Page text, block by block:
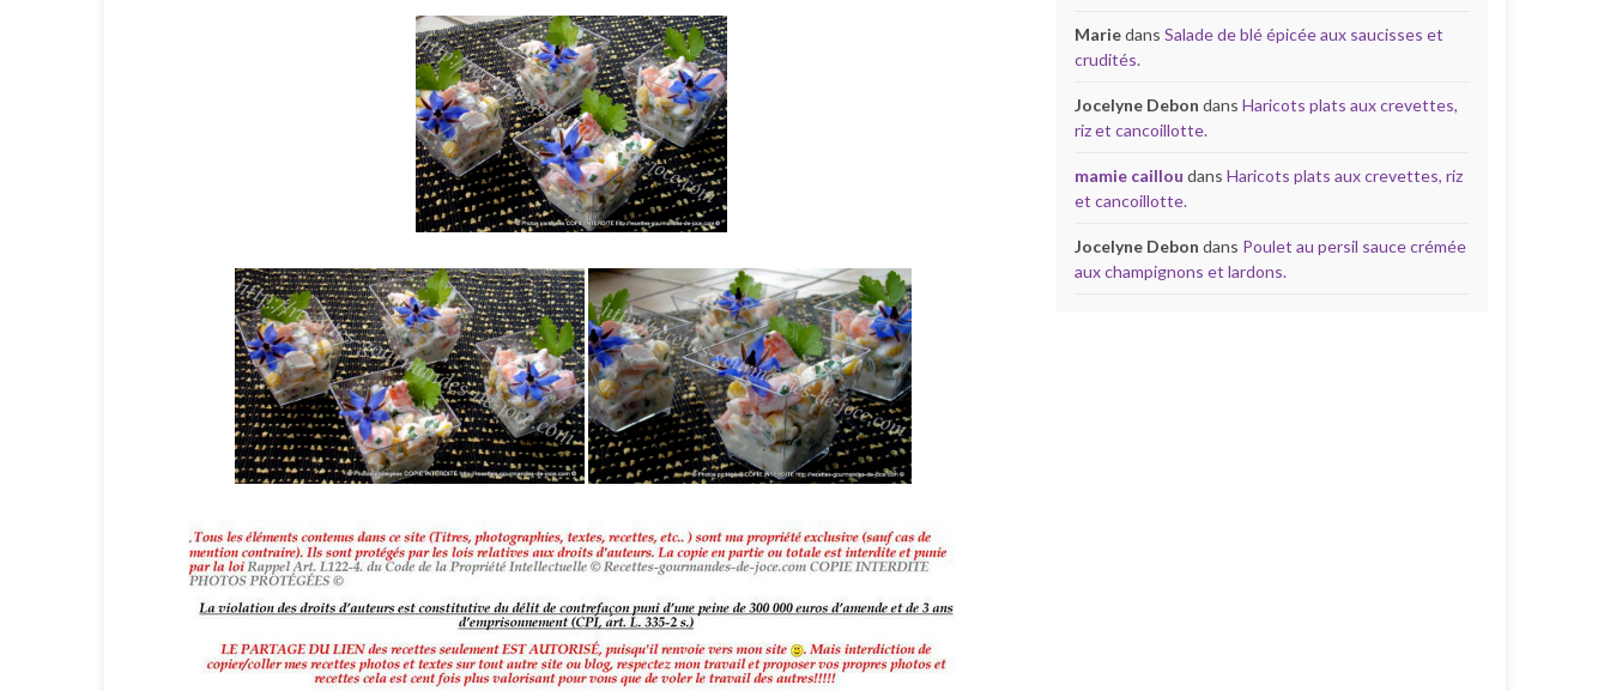
Mariedans Salade de blé épicée aux saucisses et
crudités.
Jocelyne Debon dans Haricots plats aux crevettes,
riz et cancoillotte.
mamie caillou dans Haricots plats aux crevettes, riz
et cancoillotte.
Jocelyne Debon dans Poulet au persil sauce crémée
aux champignons et lardons.